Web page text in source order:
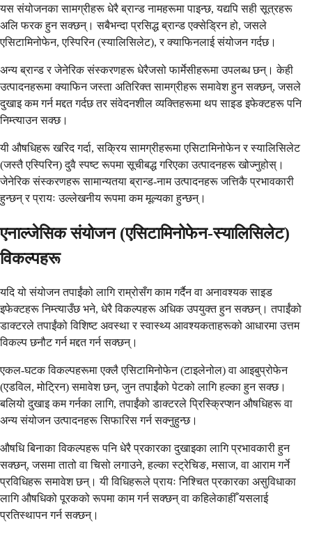
यस संयोजनका सामग्रीहरू धेरै ब्रान्ड नामहरूमा पाइन्छ, यद्यपि सही सूत्रहरू
अलि फरक हुन सक्छन्। सबैभन्दा प्रसिद्ध ब्रान्ड एक्सेड्रिन हो, जसले
एसिटामिनोफेन, एस्पिरिन (स्यालिसिलेट), र क्याफिनलाई संयोजन गर्दछ।
अन्य ब्रान्ड र जेनेरिक संस्करणहरू धेरैजसो फार्मेसीहरूमा उपलब्ध छन्। केही
उत्पादनहरूमा क्याफिन जस्ता अतिरिक्त सामग्रीहरू समावेश हुन सक्छन्, जसले
दुखाइ कम गर्न मद्दत गर्दछ तर संवेदनशील व्यक्तिहरूमा थप साइड इफेक्टहरू पनि
निम्त्याउन सक्छ।
यी औषधिहरू खरिद गर्दा, सक्रिय सामग्रीहरूमा एसिटामिनोफेन र स्यालिसिलेट
(जस्तै एस्पिरिन) दुवै स्पष्ट रूपमा सूचीबद्ध गरिएका उत्पादनहरू खोज्नुहोस्।
जेनेरिक संस्करणहरू सामान्यतया ब्रान्ड-नाम उत्पादनहरू जत्तिकै प्रभावकारी
हुन्छन् र प्रायः उल्लेखनीय रूपमा कम मूल्यका हुन्छन्।
एनाल्जेसिक संयोजन (एसिटामिनोफेन-स्यालिसिलेट)
विकल्पहरू
यदि यो संयोजन तपाईंको लागि राम्रोसँग काम गर्दैन वा अनावश्यक साइड
इफेक्टहरू निम्त्याउँछ भने, धेरै विकल्पहरू अधिक उपयुक्त हुन सक्छन्। तपाईंको
डाक्टरले तपाईंको विशिष्ट अवस्था र स्वास्थ्य आवश्यकताहरूको आधारमा उत्तम
विकल्प छनौट गर्न मद्दत गर्न सक्छन्।
एकल-घटक विकल्पहरूमा एक्लै एसिटामिनोफेन (टाइलेनोल) वा आइबुप्रोफेन
(एडविल, मोट्रिन) समावेश छन्, जुन तपाईंको पेटको लागि हल्का हुन सक्छ।
बलियो दुखाइ कम गर्नका लागि, तपाईंको डाक्टरले प्रिस्क्रिप्शन औषधिहरू वा
अन्य संयोजन उत्पादनहरू सिफारिस गर्न सक्नुहुन्छ।
औषधि बिनाका विकल्पहरू पनि धेरै प्रकारका दुखाइका लागि प्रभावकारी हुन
सक्छन्, जसमा तातो वा चिसो लगाउने, हल्का स्ट्रेचिङ, मसाज, वा आराम गर्ने
प्रविधिहरू समावेश छन्। यी विधिहरूले प्रायः निश्चित प्रकारका असुविधाका
लागि औषधिको पूरकको रूपमा काम गर्न सक्छन् वा कहिलेकाहीँ यसलाई
प्रतिस्थापन गर्न सक्छन्।